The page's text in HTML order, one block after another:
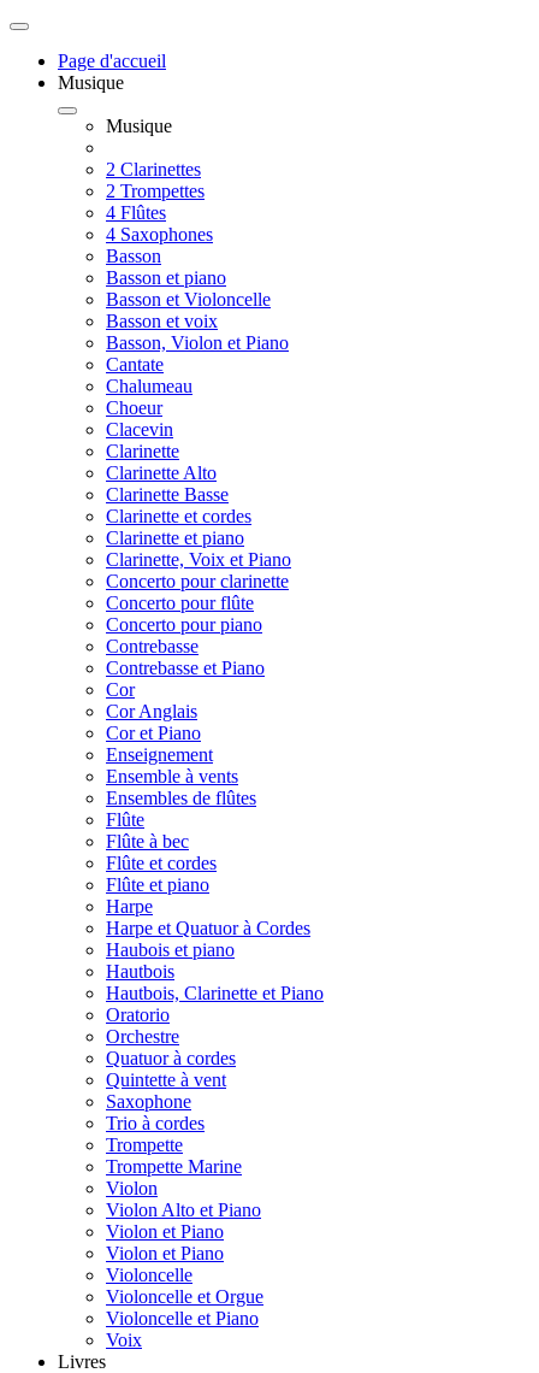
Page d'accueil
Musique
Musique
2 Clarinettes
2 Trompettes
4 Flûtes
4 Saxophones
Basson
Basson et piano
Basson et Violoncelle
Basson et voix
Basson, Violon et Piano
Cantate
Chalumeau
Choeur
Clacevin
Clarinette
Clarinette Alto
Clarinette Basse
Clarinette et cordes
Clarinette et piano
Clarinette, Voix et Piano
Concerto pour clarinette
Concerto pour flûte
Concerto pour piano
Contrebasse
Contrebasse et Piano
Cor
Cor Anglais
Cor et Piano
Enseignement
Ensemble à vents
Ensembles de flûtes
Flûte
Flûte à bec
Flûte et cordes
Flûte et piano
Harpe
Harpe et Quatuor à Cordes
Haubois et piano
Hautbois
Hautbois, Clarinette et Piano
Oratorio
Orchestre
Quatuor à cordes
Quintette à vent
Saxophone
Trio à cordes
Trompette
Trompette Marine
Violon
Violon Alto et Piano
Violon et Piano
Violon et Piano
Violoncelle
Violoncelle et Orgue
Violoncelle et Piano
Voix
Livres